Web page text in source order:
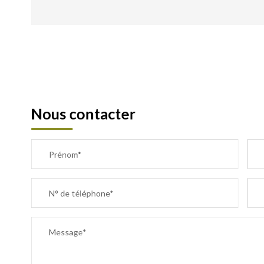
Nous contacter
Prénom*
N° de téléphone*
Message*